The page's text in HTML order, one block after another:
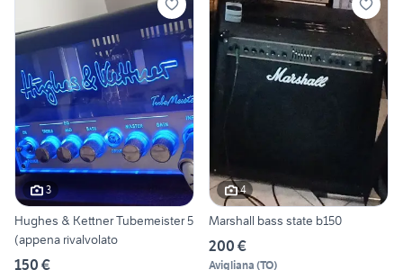
3
Hughes & Kettner Tubemeister 5
(appena rivalvolato
150 €
4
Marshall bass state b150
200 €
Avigliana (TO)